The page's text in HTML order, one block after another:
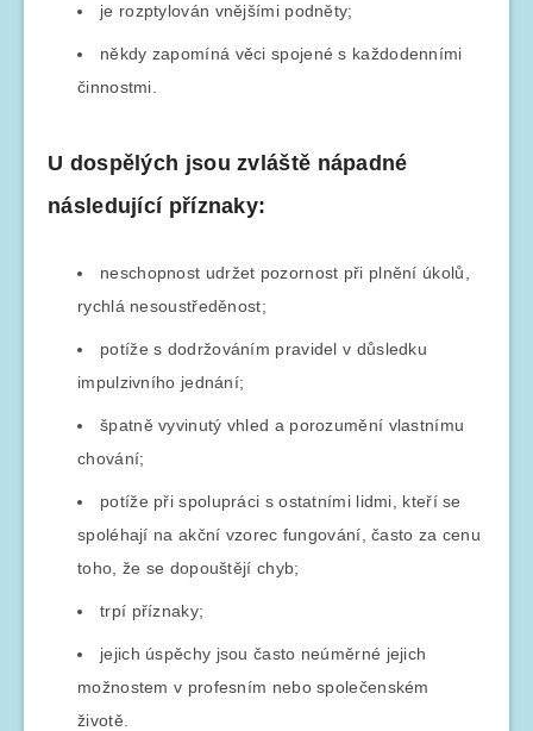
je rozptylován vnějšími podněty;
někdy zapomíná věci spojené s každodenními
činnostmi.
U dospělých jsou zvláště nápadné
následující příznaky:
neschopnost udržet pozornost při plnění úkolů,
rychlá nesoustředěnost;
potíže s dodržováním pravidel v důsledku
impulzivního jednání;
špatně vyvinutý vhled a porozumění vlastnímu
chování;
potíže při spolupráci s ostatními lidmi, kteří se
spoléhají na akční vzorec fungování, často za cenu
toho, že se dopouštějí chyb;
trpí příznaky;
jejich úspěchy jsou často neúměrné jejich
možnostem v profesním nebo společenském
životě.